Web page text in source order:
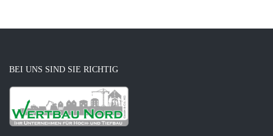
BEI UNS SIND SIE RICHTIG